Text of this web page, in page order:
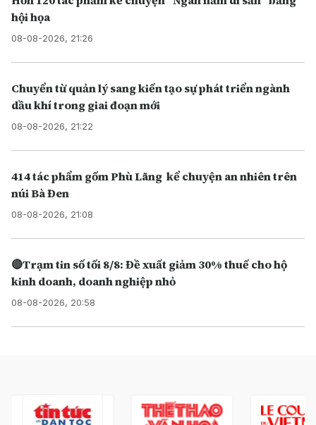
hội họa
08-08-2026, 21:26
Chuyển từ quản lý sang kiến tạo sự phát triển ngành
dầu khí trong giai đoạn mới
08-08-2026, 21:22
414 tác phẩm gốm Phù Lãng kể chuyện an nhiên trên
núi Bà Đen
08-08-2026, 21:08
🔴Trạm tin số tối 8/8: Đề xuất giảm 30% thuế cho hộ
kinh doanh, doanh nghiệp nhỏ
08-08-2026, 20:58